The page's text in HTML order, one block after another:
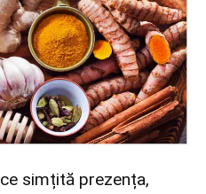
simțită prezența,